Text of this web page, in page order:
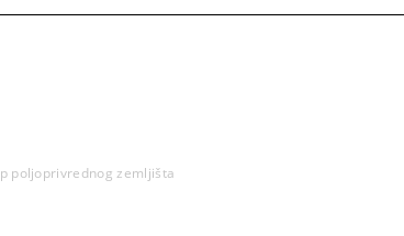
News
poljoprivrednog zemljišta